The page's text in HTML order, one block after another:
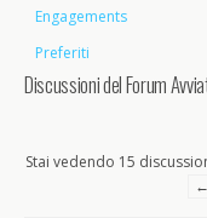
Engagements
Preferiti
Discussioni del Forum
Stai vedendo 15
←